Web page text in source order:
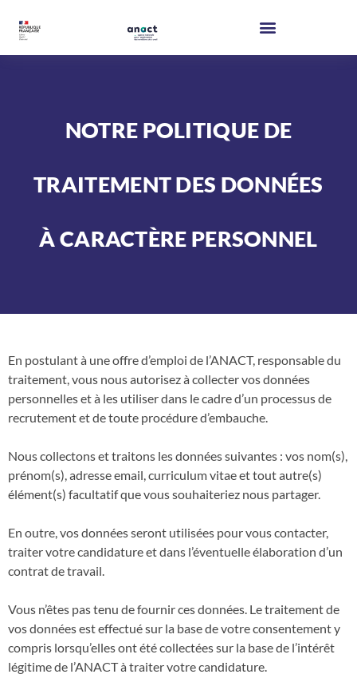
NOTRE POLITIQUE DE
TRAITEMENT DES DONNÉES
À CARACTÈRE PERSONNEL
En postulant à une offre d’emploi de l’ANACT, responsable du
traitement, vous nous autorisez à collecter vos données
personnelles et à les utiliser dans le cadre d’un processus de
recrutement et de toute procédure d’embauche.
Nous collectons et traitons les données suivantes : vos nom(s),
prénom(s), adresse email, curriculum vitae et tout autre(s)
élément(s) facultatif que vous souhaiteriez nous partager.
En outre, vos données seront utilisées pour vous contacter,
traiter votre candidature et dans l’éventuelle élaboration d’un
contrat de travail.
Vous n’êtes pas tenu de fournir ces données. Le traitement de
vos données est effectué sur la base de votre consentement y
compris lorsqu’elles ont été collectées sur la base de l’intérêt
légitime de l’ANACT à traiter votre candidature.